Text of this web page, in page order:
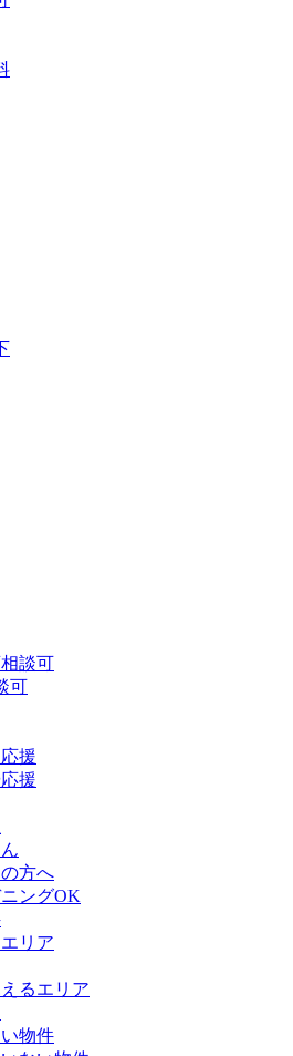
談可
可
援
援
方へ
ングOK
リア
るエリア
物件